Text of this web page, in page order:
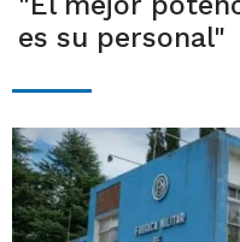
es su personal"